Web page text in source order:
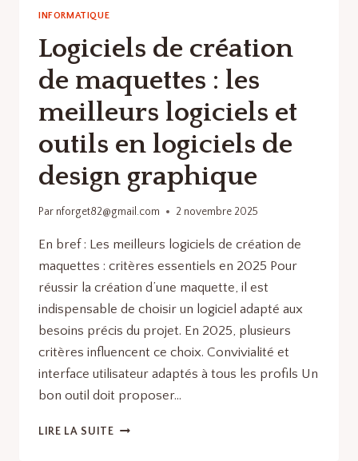
INFORMATIQUE
Logiciels de création
de maquettes : les
meilleurs logiciels et
outils en logiciels de
design graphique
Par nforget82@gmail.com 2 novembre 2025
En bref : Les meilleurs logiciels de création de
maquettes : critères essentiels en 2025 Pour
réussir la création d’une maquette, il est
indispensable de choisir un logiciel adapté aux
besoins précis du projet. En 2025, plusieurs
critères influencent ce choix. Convivialité et
interface utilisateur adaptés à tous les profils Un
bon outil doit proposer…
LIRE LA SUITELOGICIELS